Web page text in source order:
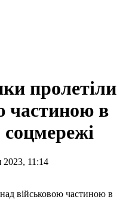
пролетіли
частиною в
2023, 11:14